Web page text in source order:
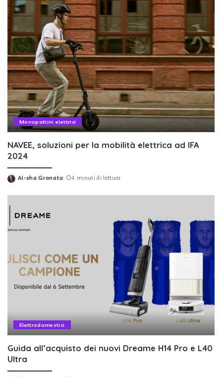
Monopattini elettrici
NAVEE, soluzioni per la mobilità elettrica ad IFA
2024
Posted
AI-sha Granata 4 minuti di lettura
Elettrodomestici
Guida all’acquisto dei nuovi Dreame H14 Pro e L40
Ultra